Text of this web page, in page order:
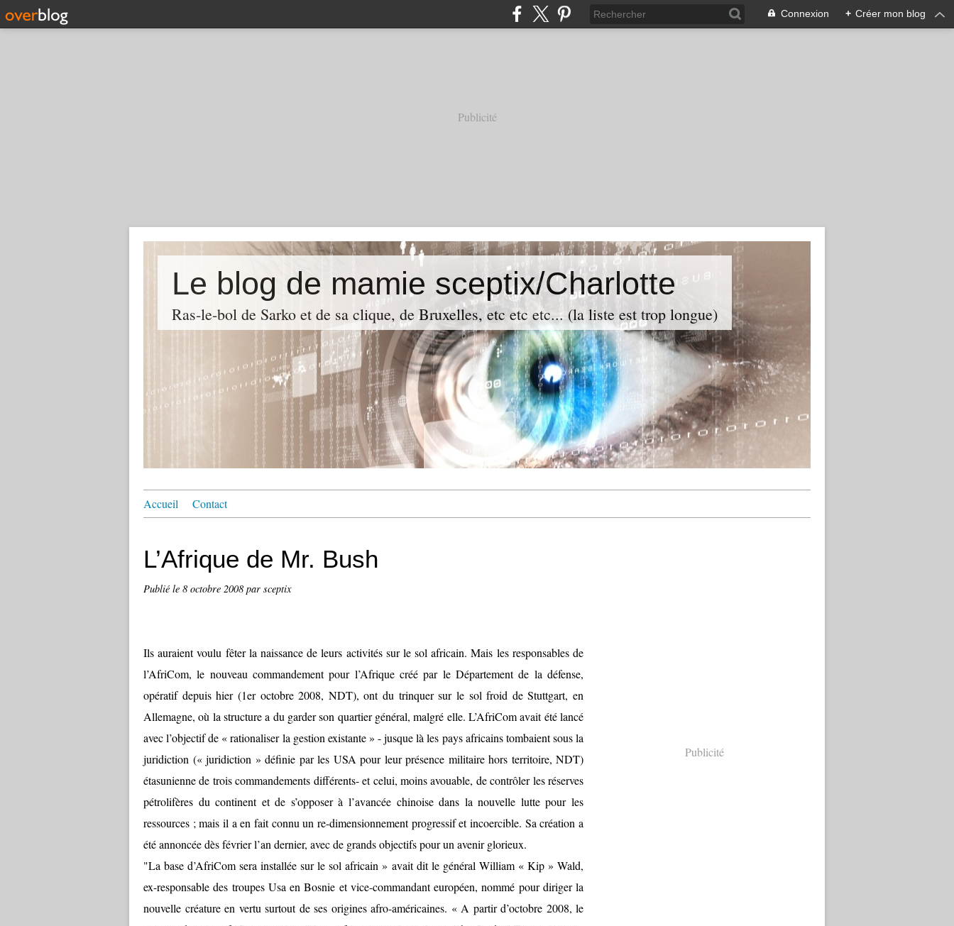
Connexion + Créer mon blog
Publicité
Le blog de mamie sceptix/Charlotte
Ras-le-bol de Sarko et de sa clique, de Bruxelles, etc etc etc... (la liste est trop longue)
Accueil Contact
L’Afrique de Mr. Bush
Publié le 8 octobre 2008 par sceptix
Ils auraient voulu fêter la naissance de leurs activités sur le sol africain. Mais les responsables de
l’AfriCom, le nouveau commandement pour l’Afrique créé par le Département de la défense,
opératif depuis hier (1er octobre 2008, NDT), ont du trinquer sur le sol froid de Stuttgart, en
Allemagne, où la structure a du garder son quartier général, malgré elle. L’AfriCom avait été lancé
avec l’objectif de « rationaliser la gestion existante » - jusque là les pays africains tombaient sous la
juridiction (« juridiction » définie par les USA pour leur présence militaire hors territoire, NDT)
étasunienne de trois commandements différents- et celui, moins avouable, de contrôler les réserves
pétrolifères du continent et de s’opposer à l’avancée chinoise dans la nouvelle lutte pour les
ressources ; mais il a en fait connu un re-dimensionnement progressif et incoercible. Sa création a
été annoncée dès février l’an dernier, avec de grands objectifs pour un avenir glorieux.
"La base d’AfriCom sera installée sur le sol africain » avait dit le général William « Kip » Wald,
ex-responsable des troupes Usa en Bosnie et vice-commandant européen, nommé pour diriger la
nouvelle créature en vertu surtout de ses origines afro-américaines. « A partir d’octobre 2008, le
Publicité